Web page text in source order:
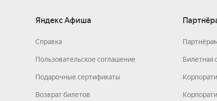
Яндекс Афиша
Справка
Пользовательское соглашение
Подарочные сертификаты
Возврат билетов
Билетная